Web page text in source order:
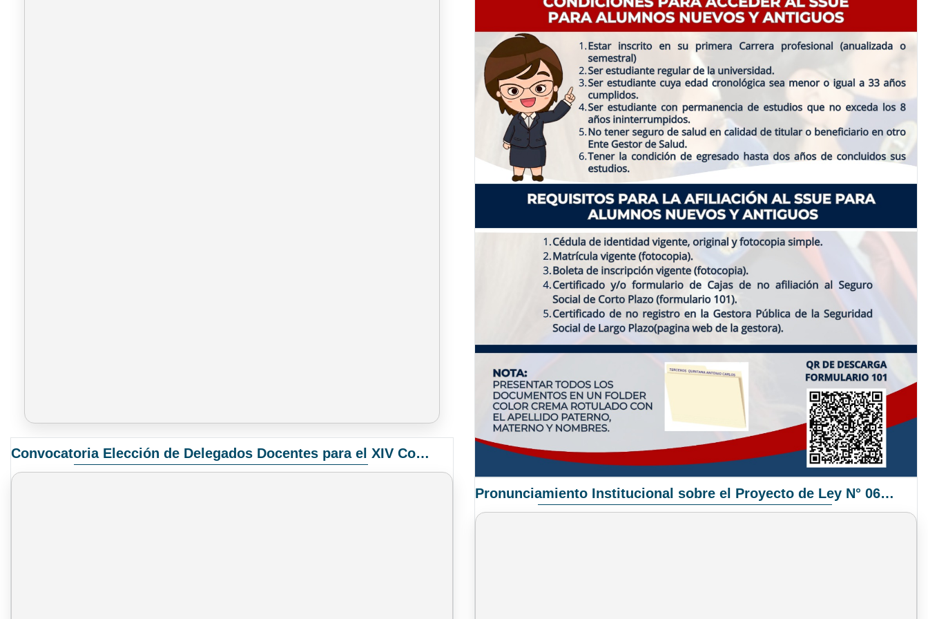
Convocatoria Elección de Delegados Docentes para el XIV Congreso Nacional de Universidades
Pronunciamiento Institucional sobre el Proyecto de Ley N° 068/2025-2026 C.S.